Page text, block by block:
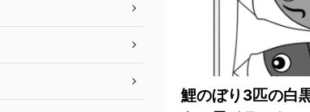
鯉のぼり3匹の白